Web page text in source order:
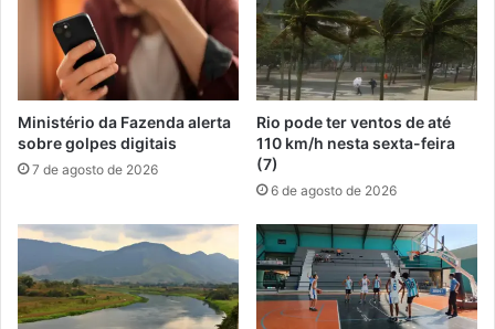
D
e
r
u
a
n
d
a
r
n
m
r
a
d
Ministério da Fazenda alerta
sobre golpes digitais
7 de agosto de 2026
Rio pode ter ventos de até
110 km/h nesta sexta-feira
(7)
6 de agosto de 2026